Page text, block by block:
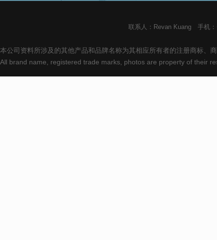
联系人：Revan Kuang 手机
本公司资料所涉及的其他产品和品牌名称为其相应所有者的注册商标、
All brand name, registered trade marks, photos are property of their